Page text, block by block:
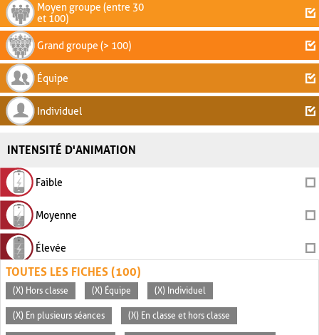
Moyen groupe (entre 30
et 100)
Grand groupe (> 100)
Équipe
Individuel
INTENSITÉ D'ANIMATION
Faible
Moyenne
Élevée
TOUTES LES FICHES (100)
(X) Hors classe (X) Équipe (X) Individuel
(X) En plusieurs séances (X) En classe et hors classe